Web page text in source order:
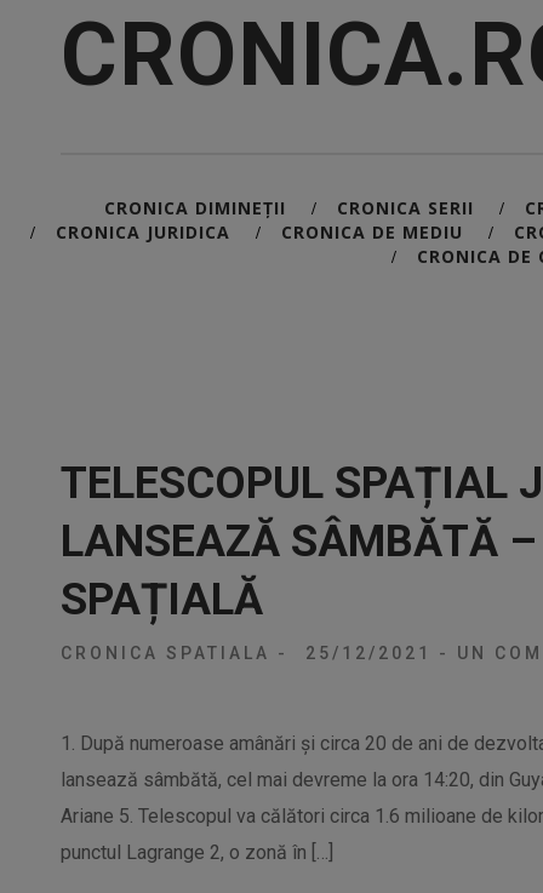
CRONICA DIMINEȚII / CRONICA SERII /
/ CRONICA JURIDICA / CRONICA DE MEDIU /
/ CRONICA DE
TELESCOPUL SPAȚIAL
LANSEAZĂ SÂMBĂTĂ
SPAȚIALĂ
CRONICA SPATIALA - 25/12/2021 - UN
1. După numeroase amânări și circa 20 de ani de
lansează sâmbătă, cel mai devreme la ora 14:20, din
Ariane 5. Telescopul va călători circa 1.6 milioane de
punctul Lagrange 2, o zonă în […]